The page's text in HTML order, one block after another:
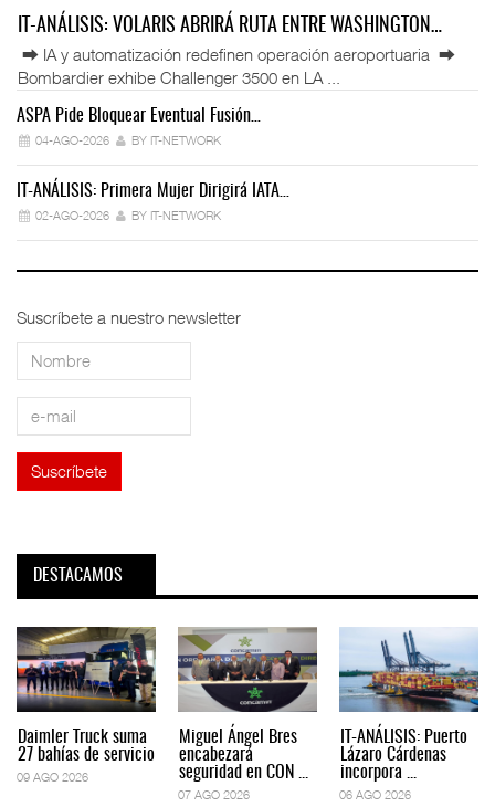
IT-ANÁLISIS: VOLARIS ABRIRÁ RUTA ENTRE WASHINGTON…
⮕ IA y automatización redefinen operación aeroportuaria ⮕
Bombardier exhibe Challenger 3500 en LA ...
ASPA Pide Bloquear Eventual Fusión…
04-AGO-2026 BY IT-NETWORK
IT-ANÁLISIS: Primera Mujer Dirigirá IATA…
02-AGO-2026 BY IT-NETWORK
Suscríbete a nuestro newsletter
DESTACAMOS
Daimler Truck suma
27 bahías de servicio
09 AGO 2026
Miguel Ángel Bres
encabezará
seguridad en CON ...
07 AGO 2026
IT-ANÁLISIS: Puerto
Lázaro Cárdenas
incorpora ...
06 AGO 2026